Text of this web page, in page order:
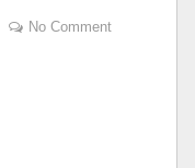
No Comment